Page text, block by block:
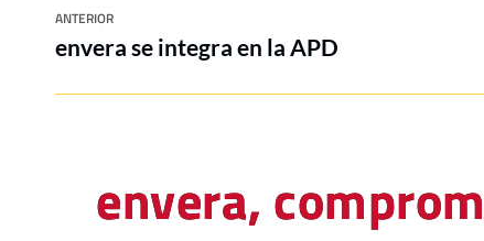
ANTERIOR
envera se integra en la APD
envera,